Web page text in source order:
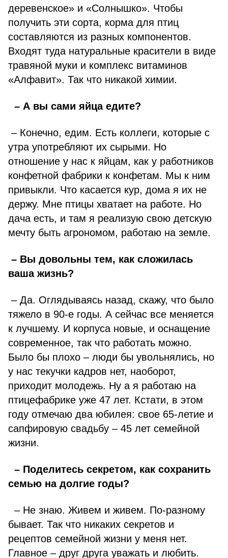
деревенское» и «Солнышко». Чтобы
получить эти сорта, корма для птиц
составляются из разных компонентов.
Входят туда натуральные красители в виде
травяной муки и комплекс витаминов
«Алфавит». Так что никакой химии.
– А вы сами яйца едите?
– Конечно, едим. Есть коллеги, которые с
утра употребляют их сырыми. Но
отношение у нас к яйцам, как у работников
конфетной фабрики к конфетам. Мы к ним
привыкли. Что касается кур, дома я их не
держу. Мне птицы хватает на работе. Но
дача есть, и там я реализую свою детскую
мечту быть агрономом, работаю на земле.
– Вы довольны тем, как сложилась
ваша жизнь?
– Да. Оглядываясь назад, скажу, что было
тяжело в 90-е годы. А сейчас все меняется
к лучшему. И корпуса новые, и оснащение
современное, так что работать можно.
Было бы плохо – люди бы увольнялись, но
у нас текучки кадров нет, наоборот,
приходит молодежь. Ну а я работаю на
птицефабрике уже 47 лет. Кстати, в этом
году отмечаю два юбилея: свое 65-летие и
сапфировую свадьбу – 45 лет семейной
жизни.
– Поделитесь секретом, как сохранить
семью на долгие годы?
– Не знаю. Живем и живем. По-разному
бывает. Так что никаких секретов и
рецептов семейной жизни у меня нет.
Главное – друг друга уважать и любить.